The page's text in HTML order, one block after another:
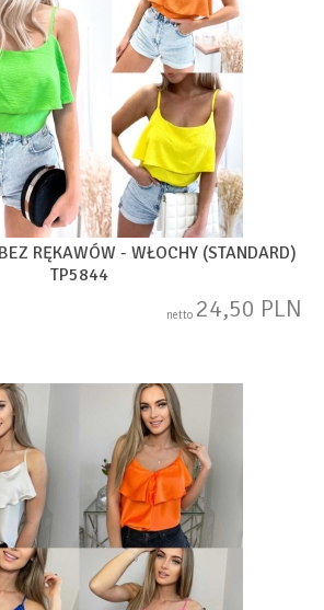
RĘKAWÓW - WŁOCHY (STANDARD)
TP5844
netto 24,50 PLN